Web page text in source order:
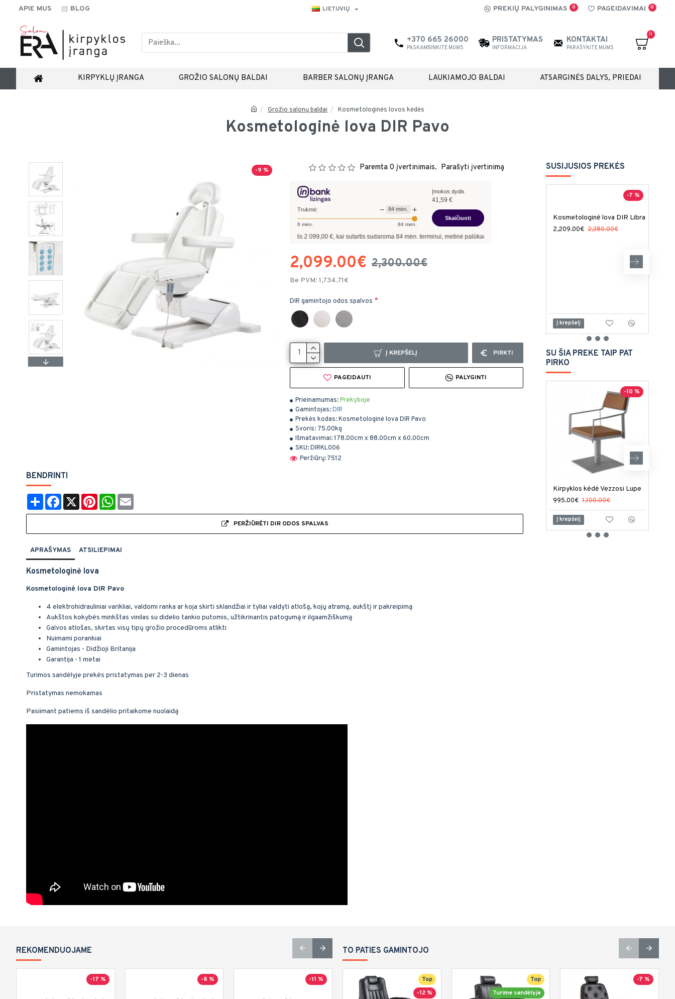
APIE MUS BLOG LIETUVIŲ PREKIŲ PALYGINIMAS 0 PAGEIDAVIMAI 0
+370 665 26000
PASKAMBINKITE MUMS
PRISTATYMAS
INFORMACIJA
KONTAKTAI
PARAŠYKITE MUMS
0
KIRPYKLŲ ĮRANGA GROŽIO SALONŲ BALDAI BARBER SALONŲ ĮRANGA LAUKIAMOJO BALDAI ATSARGINĖS DALYS, PRIEDAI
Grožio salonų baldai Kosmetologinės lovos kėdės
Kosmetologinė lova DIR Pavo
-9 %
Prieinamumas:Prekyboje
Gamintojas:DIR
Prekės kodas:Kosmetologinė lova DIR Pavo
Svoris: 75.00kg
Išmatavimai:178.00cm x 88.00cm x 60.00cm
SKU:DIRKL006
Peržiūrų: 7512
Paremta 0 įvertinimais. Parašyti įvertinimą
2,099.00€ 2,300.00€
Be PVM: 1,734.71€
DIR gamintojo odos spalvos
Trukmė: − 84 mėn. +
6 mėn. 84mėn.
Įmokos dydis
41,59 €
Skaičiuoti
Pavyzdžiui, skolinantis €, kai sutartis sudaroma84mėn. terminui, metinė palūkanų norma –8,90%, sutarties sudarymo mokestis -
Į KREPŠELĮ PIRKTI
PAGEIDAUTI PALYGINTI
BENDRINTI
Share Facebook
X PinterestWhatsApp
PERŽIŪRĖTI DIR ODOS SPALVAS
APRAŠYMAS ATSILIEPIMAI
Kosmetologinė lova
Kosmetologinė lova DIR Pavo
4 elektrohidrauliniai varikliai, valdomi ranka ar koja skirti sklandžiai ir tyliai valdyti atlošą, kojų atramą, aukštį ir pakreipimą
Aukštos kokybės minkštas vinilas su didelio tankio putomis, užtikrinantis patogumą ir ilgaamžiškumą
Galvos atlošas, skirtas visų tipų grožio procedūroms atlikti
Nuimami porankiai
Gamintojas - Didžioji Britanija
Garantija - 1 metai
Turimos sandėlyje prekės pristatymas per 2-3 dienas
Pristatymas nemokamas
Pasiimant patiems iš sandėlio pritaikome nuolaidą
SUSIJUSIOS PREKĖS
-7 %
Kosmetologinė lova DIR Libra
2,209.00€ 2,380.00€
Į krepšelį
SU ŠIA PREKE TAIP PAT
PIRKO
-10 %
Kirpyklos kėdė Vezzosi Lupe
995.00€ 1,100.00€
Į krepšelį
REKOMENDUOJAME
-17 % -8 % -11 % -7 % -8 %
TO PATIES GAMINTOJO
Top
-12 %
Top
Turime sandėlyje
-7 %